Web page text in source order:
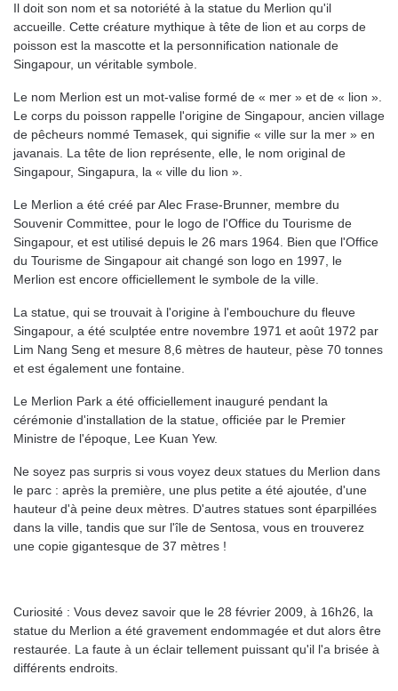
Il doit son nom et sa notoriété à la statue du Merlion qu'il
accueille. Cette créature mythique à tête de lion et au corps de
poisson est la mascotte et la personnification nationale de
Singapour, un véritable symbole.
Le nom Merlion est un mot-valise formé de « mer » et de « lion ».
Le corps du poisson rappelle l'origine de Singapour, ancien village
de pêcheurs nommé Temasek, qui signifie « ville sur la mer » en
javanais. La tête de lion représente, elle, le nom original de
Singapour, Singapura, la « ville du lion ».
Le Merlion a été créé par Alec Frase-Brunner, membre du
Souvenir Committee, pour le logo de l'Office du Tourisme de
Singapour, et est utilisé depuis le 26 mars 1964. Bien que l'Office
du Tourisme de Singapour ait changé son logo en 1997, le
Merlion est encore officiellement le symbole de la ville.
La statue, qui se trouvait à l'origine à l'embouchure du fleuve
Singapour, a été sculptée entre novembre 1971 et août 1972 par
Lim Nang Seng et mesure 8,6 mètres de hauteur, pèse 70 tonnes
et est également une fontaine.
Le Merlion Park a été officiellement inauguré pendant la
cérémonie d'installation de la statue, officiée par le Premier
Ministre de l'époque, Lee Kuan Yew.
Ne soyez pas surpris si vous voyez deux statues du Merlion dans
le parc : après la première, une plus petite a été ajoutée, d'une
hauteur d'à peine deux mètres. D'autres statues sont éparpillées
dans la ville, tandis que sur l'île de Sentosa, vous en trouverez
une copie gigantesque de 37 mètres !
Curiosité : Vous devez savoir que le 28 février 2009, à 16h26, la
statue du Merlion a été gravement endommagée et dut alors être
restaurée. La faute à un éclair tellement puissant qu'il l'a brisée à
différents endroits.